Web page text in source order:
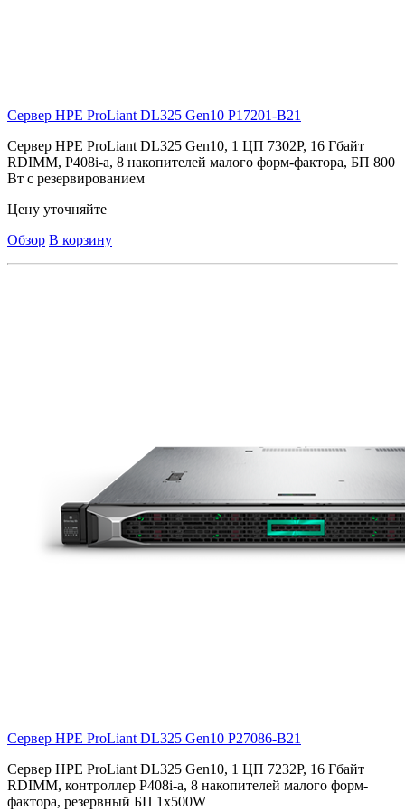
Сервер HPE ProLiant DL325 Gen10 P17201-B21
Сервер HPE ProLiant DL325 Gen10, 1 ЦП 7302P, 16 Гбайт
RDIMM, P408i-a, 8 накопителей малого форм-фактора, БП 800
Вт с резервированием
Цену уточняйте
Обзор В корзину
Сервер HPE ProLiant DL325 Gen10 P27086-B21
Сервер HPE ProLiant DL325 Gen10, 1 ЦП 7232P, 16 Гбайт
RDIMM, контроллер P408i-a, 8 накопителей малого форм-
фактора, резервный БП 1x500W